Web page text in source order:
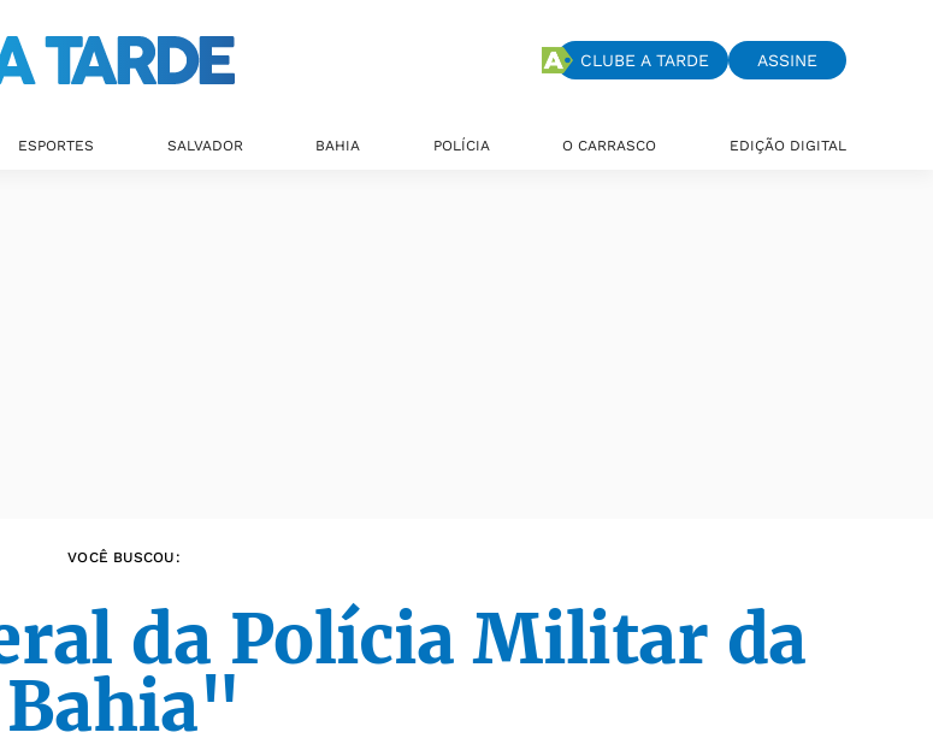
CLUBE A TARDE ASSINE
ESPORTES SALVADOR BAHIA POLÍCIA O CARRASCO EDIÇÃO DIGITAL
VOCÊ BUSCOU:
da Polícia Militar da
Bahia"